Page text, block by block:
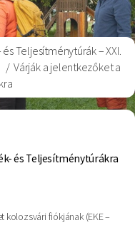
Teljesítménytúrák – XXI.
Várják a jelentkezőket a
és Teljesítménytúrákra
kolozsvári fiókjának (EKE –